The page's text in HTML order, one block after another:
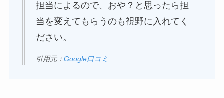
担当によるので、おや？と思ったら担
当を変えてもらうのも視野に入れてく
ださい。
引用元： Google口コミ